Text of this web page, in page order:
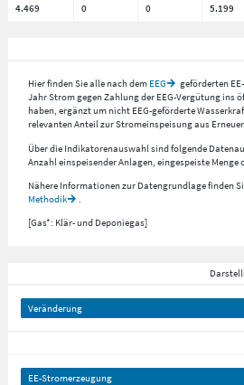
4.469 0 0 5.199
Hier finden Sie alle nach dem EEG
geförderten
Jahr Strom gegen Zahlung der EEG-Vergütung ins
haben, ergänzt um nicht EEG-geförderte
relevanten Anteil zur Stromeinspeisung aus
Über die Indikatorenauswahl sind folgende
Anzahl einspeisender Anlagen, eingespeiste
Nähere Informationen zur Datengrundlage finden
Methodik
.
[Gas*: Klär- und Deponiegas]
Veränderung
EE-Stromerzeugung